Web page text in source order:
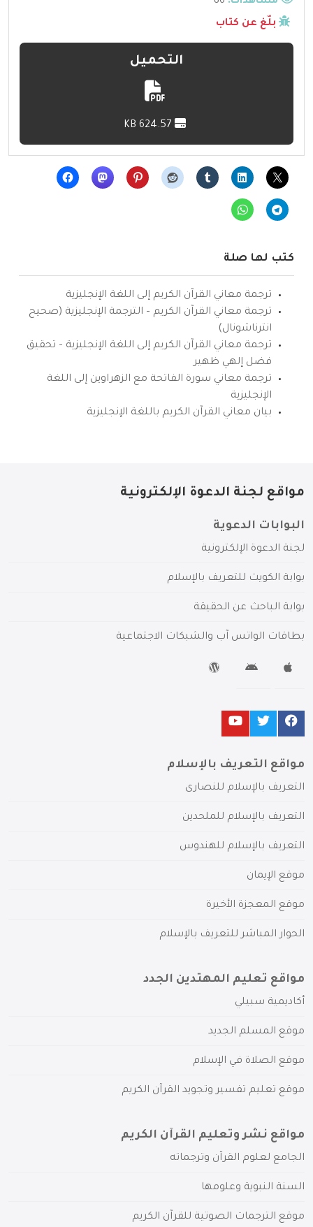
بلّغ عن كتاب
التحميل
كتب لها صلة
ترجمة معاني القرآن الكريم إلى اللغة الإنجليزية
ترجمة معاني القرآن الكريم – الترجمة الإنجليزية (صحيح
انترناشونال)
ترجمة معاني القرآن الكريم إلى اللغة الإنجليزية – تحقيق
فضل إلهي ظهير
ترجمة معاني سورة الفاتحة مع الزهراوين إلى اللغة
الإنجليزية
بيان معاني القرآن الكريم باللغة الإنجليزية
مواقع لجنة الدعوة الإلكترونية
البوابات الدعوية
لجنة الدعوة الإلكترونية
بوابة الكويت للتعريف بالإسلام
بوابة الباحث عن الحقيقة
بطاقات الواتس آب والشبكات الاجتماعية
مواقع التعريف بالإسلام
التعريف بالإسلام للنصارى
التعريف بالإسلام للملحدين
التعريف بالإسلام للهندوس
موقع الإيمان
موقع المعجزة الأخيرة
الحوار المباشر للتعريف بالإسلام
مواقع تعليم المهتدين الجدد
أكاديمية سبيلي
موقع المسلم الجديد
موقع الصلاة في الإسلام
موقع تعليم تفسير وتجويد القرآن الكريم
مواقع نشر وتعليم القرآن الكريم
الجامع لعلوم القرآن وترجماته
السنة النبوية وعلومها
موقع الترجمات الصوتية للقرآن الكريم